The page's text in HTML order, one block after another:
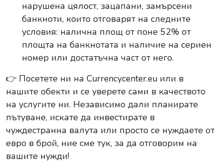
нарушена цялост, зацапани, замърсени
банкноти, които отговарят на следните
условия: налична площ от поне 52% от
площта на банкнотата и наличие на сериен
номер или достатъчна част от него.
👉 Посетете ни на Currencycenter.eu или в
нашите обекти и се уверете сами в качеството
на услугите ни. Независимо дали планирате
пътуване, искате да инвестирате в
чуждестранна валута или просто се нуждаете от
евро в брой, ние сме тук, за да отговорим на
вашите нужди!